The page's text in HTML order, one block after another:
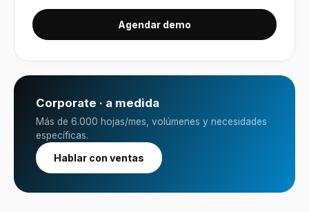
Agendar demo
Corporate · a medida
Más de 6.000 hojas/mes, volúmenes y necesidades
específicas.
Hablar con ventas